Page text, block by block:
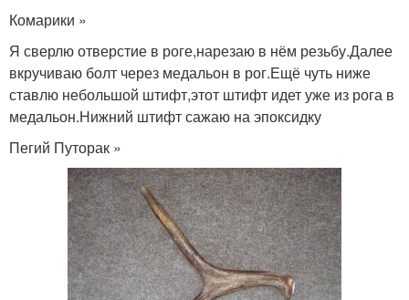
Комарики »
Я сверлю отверстие в роге,нарезаю в нём резьбу.Далее
вкручиваю болт через медальон в рог.Ещё чуть ниже
ставлю небольшой штифт,этот штифт идет уже из рога в
медальон.Нижний штифт сажаю на эпоксидку
Пегий Путорак »